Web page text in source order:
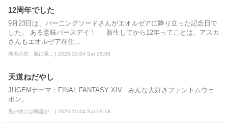
12周年でした
9月23日は、バーニングソードさんがエオルゼアに降り立った記念日で
した。 ある意味バースデイ！ 新生してから12年ってことは、アスカ
さんもエオルゼア在住...
満天の空、風に乗... | 2025.10.04 Sat 15:08
天道ねだやし
JUGEMテーマ：FINAL FANTASY XIV みんな大好きファントムウェ
ポン。
風が吹けば桶屋が... | 2025.10.04 Sat 09:18